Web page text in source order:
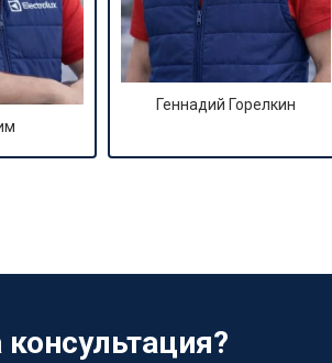
Геннадий Горелкин